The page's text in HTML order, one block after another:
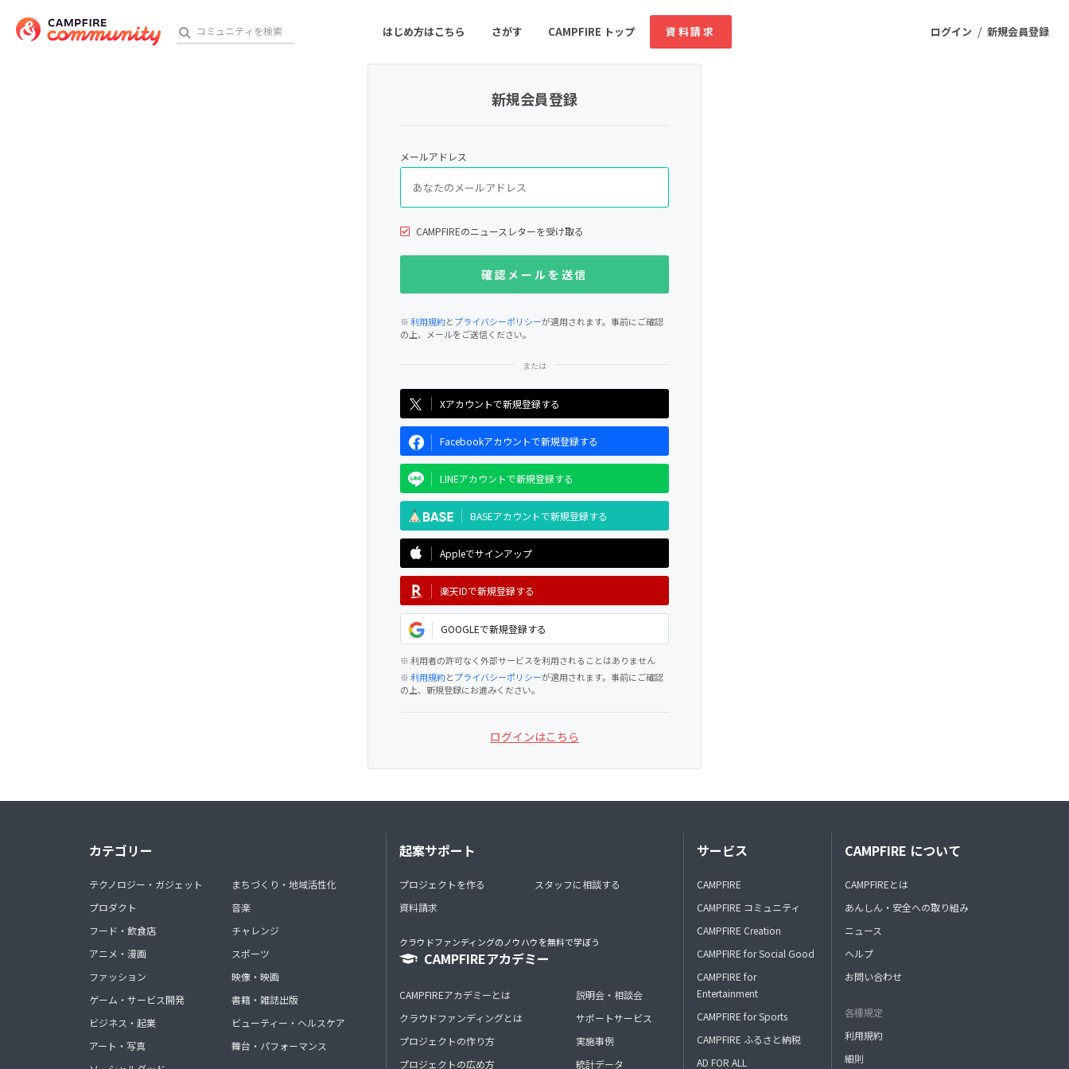
ログイン / 新規会員登録
はじめ方はこちら さがす CAMPFIRE トップ 資料請求
ゲーム・サービス開発
書籍・雑誌出版 アニメ・漫画
ソーシャルグッド ビューティー・ヘルスケア
新規会員登録
メールアドレス
CAMPFIREのニュースレターを受け取る
※利用規約とプライバシーポリシーが適用されます。事前にご確認
の上、メールをご送信ください。
Xアカウントで新規登録する
Facebookアカウントで新規登録する
LINEアカウントで新規登録する
BASEアカウントで新規登録する
Appleでサインアップ
楽天IDで新規登録する
GOOGLEで新規登録する
※ 利用者の許可なく外部サービスを利用されることはありません
※利用規約とプライバシーポリシーが適用されます。事前にご確認
の上、新規登録にお進みください。
ログインはこちら
カテゴリー
テクノロジー・ガジェット
プロダクト
フード・飲食店
アニメ・漫画
ファッション
ゲーム・サービス開発
ビジネス・起業
アート・写真
まちづくり・地域活性化
音楽
チャレンジ
スポーツ
映像・映画
書籍・雑誌出版
ビューティー・ヘルスケア
舞台・パフォーマンス
起案サポート
プロジェクトを作る
資料請求
スタッフに相談する
クラウドファンディングのノウハウを無料で学ぼう
CAMPFIREアカデミー
CAMPFIREアカデミーとは
クラウドファンディングとは
プロジェクトの作り方
プロジェクトの広め方
説明会・相談会
サポートサービス
実施事例
統計データ
サービス
CAMPFIRE
CAMPFIRE コミュニティ
CAMPFIRE Creation
CAMPFIRE for Social Good
CAMPFIRE for
Entertainment
CAMPFIRE for Sports
CAMPFIRE ふるさと納税
AD FOR ALL
CAMPFIRE について
CAMPFIREとは
あんしん・安全への取り組み
ニュース
ヘルプ
お問い合わせ
各種規定
利用規約
細則